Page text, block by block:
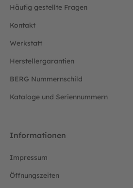
Häufig gestellte Fragen
Kontakt
Werkstatt
Herstellergarantien
BERG Nummernschild
Kataloge und Seriennummern
Informationen
Impressum
Öffnungszeiten